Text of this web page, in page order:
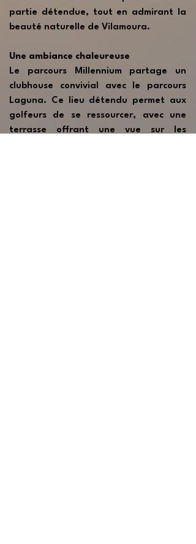
partie détendue, tout en admirant la
beauté naturelle de Vilamoura.
Une ambiance chaleureuse
Le parcours Millennium partage un
clubhouse convivial avec le parcours
Laguna. Ce lieu détendu permet aux
golfeurs de se ressourcer, avec une
terrasse offrant une vue sur les